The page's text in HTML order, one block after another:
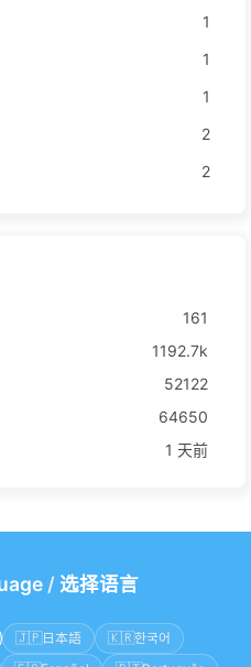
1
1
1
2
2
161
1192.7k
52122
64650
1 天前
/ 选择语言
🇯🇵日本語 🇰🇷한국어